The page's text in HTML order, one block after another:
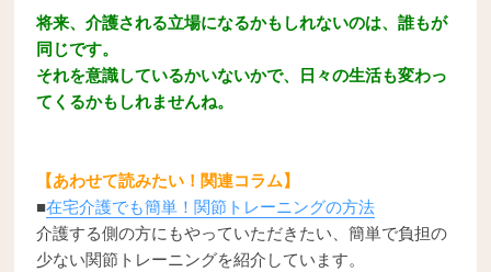
将来、介護される立場になるかもしれないのは、誰もが
同じです。
それを意識しているかいないかで、日々の生活も変わっ
てくるかもしれませんね。
【あわせて読みたい！関連コラム】
■在宅介護でも簡単！関節トレーニングの方法
介護する側の方にもやっていただきたい、簡単で負担の
少ない関節トレーニングを紹介しています。